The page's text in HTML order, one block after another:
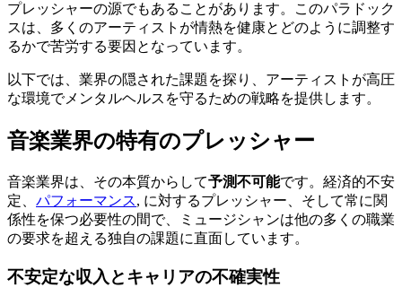
プレッシャーの源でもあることがあります。このパラドック
スは、多くのアーティストが情熱を健康とどのように調整す
るかで苦労する要因となっています。
以下では、業界の隠された課題を探り、アーティストが高圧
な環境でメンタルヘルスを守るための戦略を提供します。
音楽業界の特有のプレッシャー
音楽業界は、その本質からして予測不可能です。経済的不安
定、 パフォーマンス, に対するプレッシャー、そして常に関
係性を保つ必要性の間で、ミュージシャンは他の多くの職業
の要求を超える独自の課題に直面しています。
不安定な収入とキャリアの不確実性